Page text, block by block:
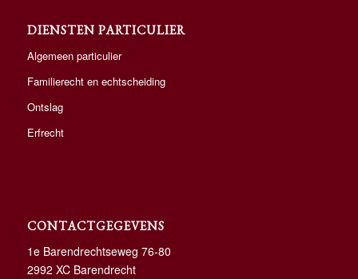
DIENSTEN PARTICULIER
Algemeen particulier
Familierecht en echtscheiding
Ontslag
Erfrecht
CONTACTGEGEVENS
1e Barendrechtseweg 76-80
2992 XC Barendrecht